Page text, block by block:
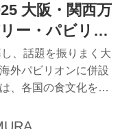
ヶ岳の自然がはぐく
を堪能する至福の時
淵沢駅を降りると、リ
ンに身を包んだどこ
々が、旅行鞄を抱え
いた。 今日のデステ
大阪・関西万
ー・パビリオ
」キッチン＆
！
、話題を振りまく大
外パビリオンに併設
、各国の食文化を知
だ。ワインラヴァー
のが、ハンガリー・